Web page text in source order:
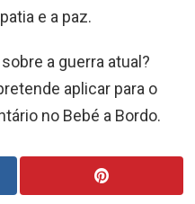
e a paz.
a guerra atual?
aplicar para o
no Bebé a Bordo.